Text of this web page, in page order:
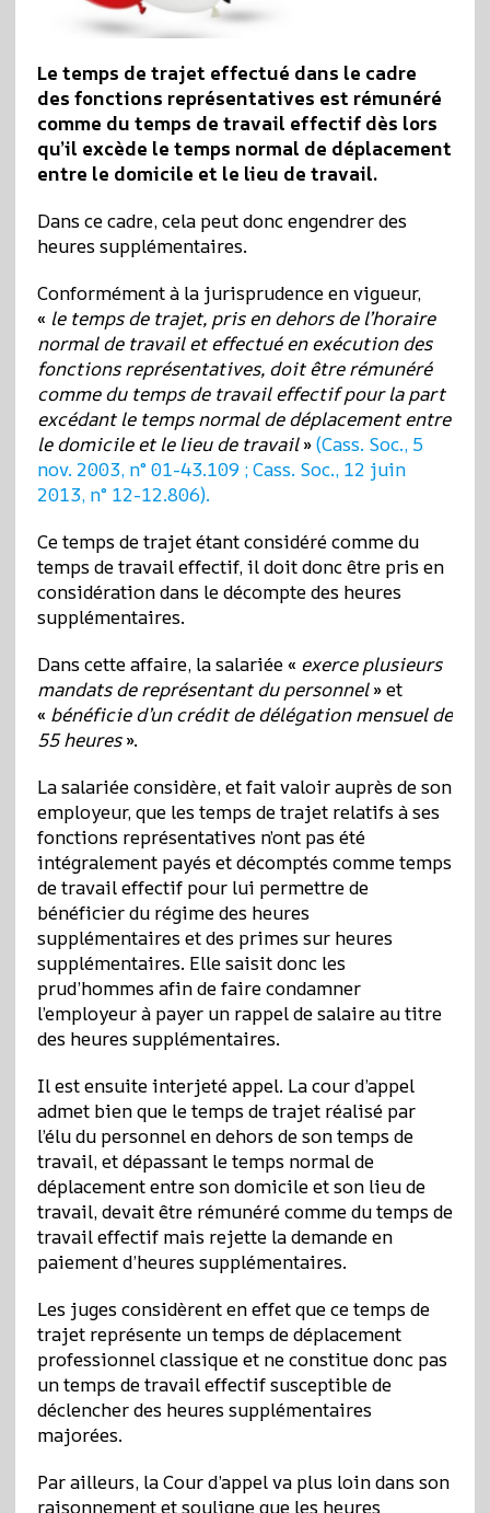
Le temps de trajet effectué dans le cadre
des fonctions représentatives est rémunéré
comme du temps de travail effectif dès lors
qu’il excède le temps normal de déplacement
entre le domicile et le lieu de travail.
Dans ce cadre, cela peut donc engendrer des
heures supplémentaires.
Conformément à la jurisprudence en vigueur,
« le temps de trajet, pris en dehors de l’horaire
normal de travail et effectué en exécution des
fonctions représentatives, doit être rémunéré
comme du temps de travail effectif pour la part
excédant le temps normal de déplacement entre
le domicile et le lieu de travail»(Cass. Soc., 5
nov. 2003, n° 01-43.109 ; Cass. Soc., 12 juin
2013, n° 12-12.806).
Ce temps de trajet étant considéré comme du
temps de travail effectif, il doit donc être pris en
considération dans le décompte des heures
supplémentaires.
Dans cette affaire, la salariée « exerce plusieurs
mandats de représentant du personnel» et
« bénéficie d’un crédit de délégation mensuel de
55 heures».
La salariée considère, et fait valoir auprès de son
employeur, que les temps de trajet relatifs à ses
fonctions représentatives n’ont pas été
intégralement payés et décomptés comme temps
de travail effectif pour lui permettre de
bénéficier du régime des heures
supplémentaires et des primes sur heures
supplémentaires. Elle saisit donc les
prud’hommes afin de faire condamner
l’employeur à payer un rappel de salaire au titre
des heures supplémentaires.
Il est ensuite interjeté appel. La cour d’appel
admet bien que le temps de trajet réalisé par
l’élu du personnel en dehors de son temps de
travail, et dépassant le temps normal de
déplacement entre son domicile et son lieu de
travail, devait être rémunéré comme du temps de
travail effectif mais rejette la demande en
paiement d’heures supplémentaires.
Les juges considèrent en effet que ce temps de
trajet représente un temps de déplacement
professionnel classique et ne constitue donc pas
un temps de travail effectif susceptible de
déclencher des heures supplémentaires
majorées.
Par ailleurs, la Cour d’appel va plus loin dans son
raisonnement et souligne que les heures